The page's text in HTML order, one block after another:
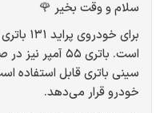
سلام و وقت بخیر 🌹
است. باتری ۵۵
سینی باتری قابل استفاده
خودرو قرار می‌دهد.